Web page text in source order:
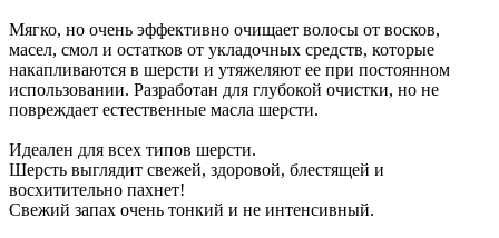
Мягко, но очень эффективно очищает волосы от восков,
масел, смол и остатков от укладочных средств, которые
накапливаются в шерсти и утяжеляют ее при постоянном
использовании. Разработан для глубокой очистки, но не
повреждает естественные масла шерсти.
Идеален для всех типов шерсти.
Шерсть выглядит свежей, здоровой, блестящей и
восхитительно пахнет!
Свежий запах очень тонкий и не интенсивный.